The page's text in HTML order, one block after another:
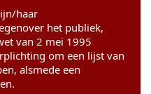
haar
het publiek,
van 2 mei 1995
om een lijst van
alsmede een